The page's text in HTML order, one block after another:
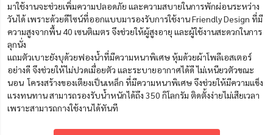
มาใช้งานจะช่วยเพิ่มความปลอดภัย และความสบายในการพักผ่อนระหว่าง
วันได้ เพราะด้วยดีไซน์ที่ออกแบบมารองรับการใช้งาน Friendly Design ที่มี
ความสูงจากพื้น 40 เซนติเมตร จึงช่วยให้ผู้สูงอายุ และผู้ใช้งานสะดวกในการ
ลุกนั่ง
แถมตัวเบาะยังบุด้วยฟองน้ำที่มีความหนาพิเศษ หุ้มด้วยผ้าโพลีเอสเตอร์
อย่างดี จึงช่วยให้ไม่ปวดเมื่อยตัว และระบายอากาศได้ดี ไม่เหนียวตัวขณะ
นอน โครงสร้างของเตียงเป็นเหล็ก ที่มีความหนาพิเศษ จึงช่วยให้มีความแข็ง
แรงทนทาน สามารถรองรับน้ำหนักได้ถึง 350 กิโลกรัม ติดตั้งง่ายไม่เสียเวลา
เพราะสามารถกางใช้งานได้ทันที